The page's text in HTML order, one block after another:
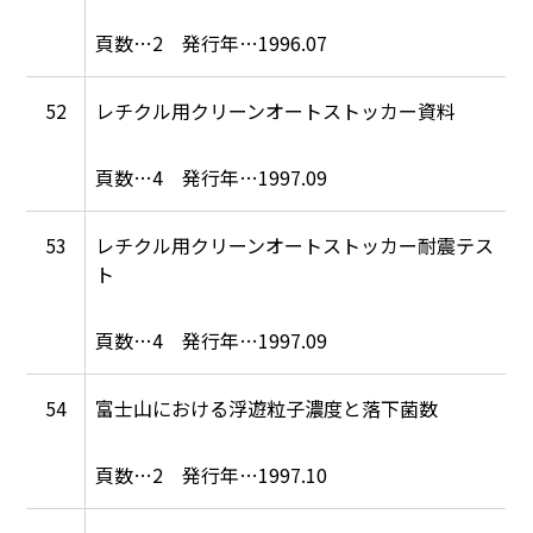
2 1996.07
52 レチクル用クリーンオートストッカー資料
4 1997.09
53
レチクル用クリーンオートストッカー耐震テス
ト
4 1997.09
54 富士山における浮遊粒子濃度と落下菌数
2 1997.10